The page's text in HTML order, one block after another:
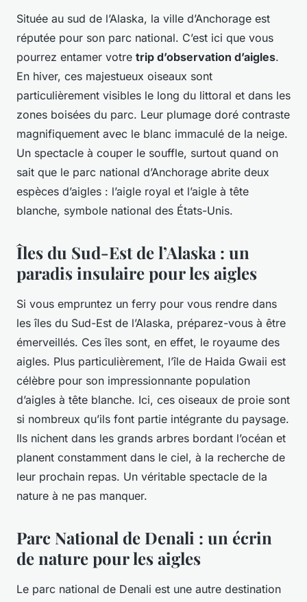
Située au sud de l’Alaska, la ville d’Anchorage est
réputée pour son parc national. C’est ici que vous
pourrez entamer votre trip d’observation d’aigles.
En hiver, ces majestueux oiseaux sont
particulièrement visibles le long du littoral et dans les
zones boisées du parc. Leur plumage doré contraste
magnifiquement avec le blanc immaculé de la neige.
Un spectacle à couper le souffle, surtout quand on
sait que le parc national d’Anchorage abrite deux
espèces d’aigles : l’aigle royal et l’aigle à tête
blanche, symbole national des États-Unis.
Îles du Sud-Est de l’Alaska : un
paradis insulaire pour les aigles
Si vous empruntez un ferry pour vous rendre dans
les îles du Sud-Est de l’Alaska, préparez-vous à être
émerveillés. Ces îles sont, en effet, le royaume des
aigles. Plus particulièrement, l’île de Haida Gwaii est
célèbre pour son impressionnante population
d’aigles à tête blanche. Ici, ces oiseaux de proie sont
si nombreux qu’ils font partie intégrante du paysage.
Ils nichent dans les grands arbres bordant l’océan et
planent constamment dans le ciel, à la recherche de
leur prochain repas. Un véritable spectacle de la
nature à ne pas manquer.
Parc National de Denali : un écrin
de nature pour les aigles
Le parc national de Denali est une autre destination